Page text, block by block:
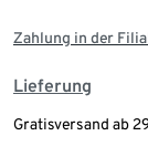
Zahlung in der
Lieferung
Gratisversand ab